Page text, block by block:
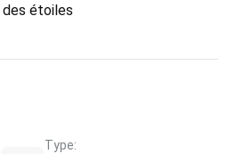
des étoiles
Type: